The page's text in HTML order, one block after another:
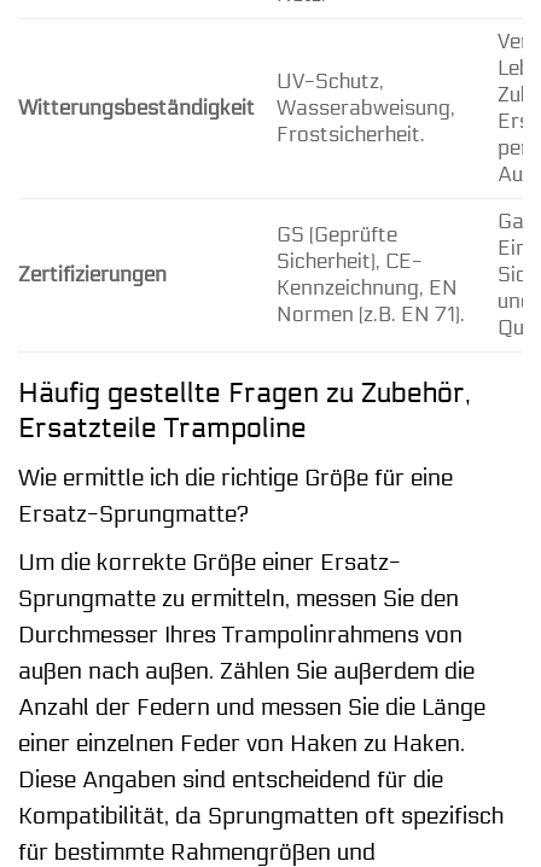
Witterungsbeständigkeit
UV-Schutz,
Wasserabweisung,
Frostsicherheit.
Zertifizierungen
GS (Geprüfte
Sicherheit), CE-
Kennzeichnung, EN
Normen (z.B. EN 71).
und
Häufig gestellte Fragen zu Zubehör,
Ersatzteile Trampoline
Wie ermittle ich die richtige Größe für eine
Ersatz-Sprungmatte?
Um die korrekte Größe einer Ersatz-
Sprungmatte zu ermitteln, messen Sie den
Durchmesser Ihres Trampolinrahmens von
außen nach außen. Zählen Sie außerdem die
Anzahl der Federn und messen Sie die Länge
einer einzelnen Feder von Haken zu Haken.
Diese Angaben sind entscheidend für die
Kompatibilität, da Sprungmatten oft spezifisch
für bestimmte Rahmengrößen und